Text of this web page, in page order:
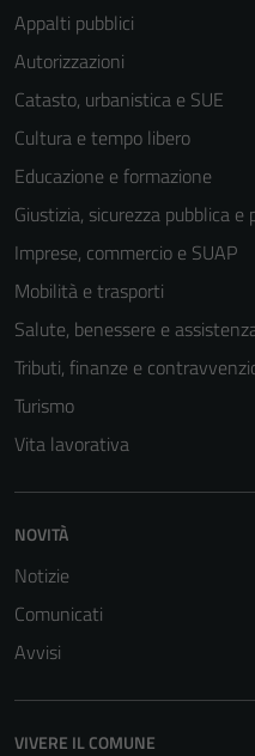
Appalti pubblici
Autorizzazioni
Catasto, urbanistica e SUE
Cultura e tempo libero
Educazione e formazione
Giustizia, sicurezza pubblica
Imprese, commercio e SUAP
Mobilità e trasporti
Salute, benessere e
Tributi, finanze e
Turismo
Vita lavorativa
NOVITÀ
Notizie
Comunicati
Avvisi
VIVERE IL COMUNE